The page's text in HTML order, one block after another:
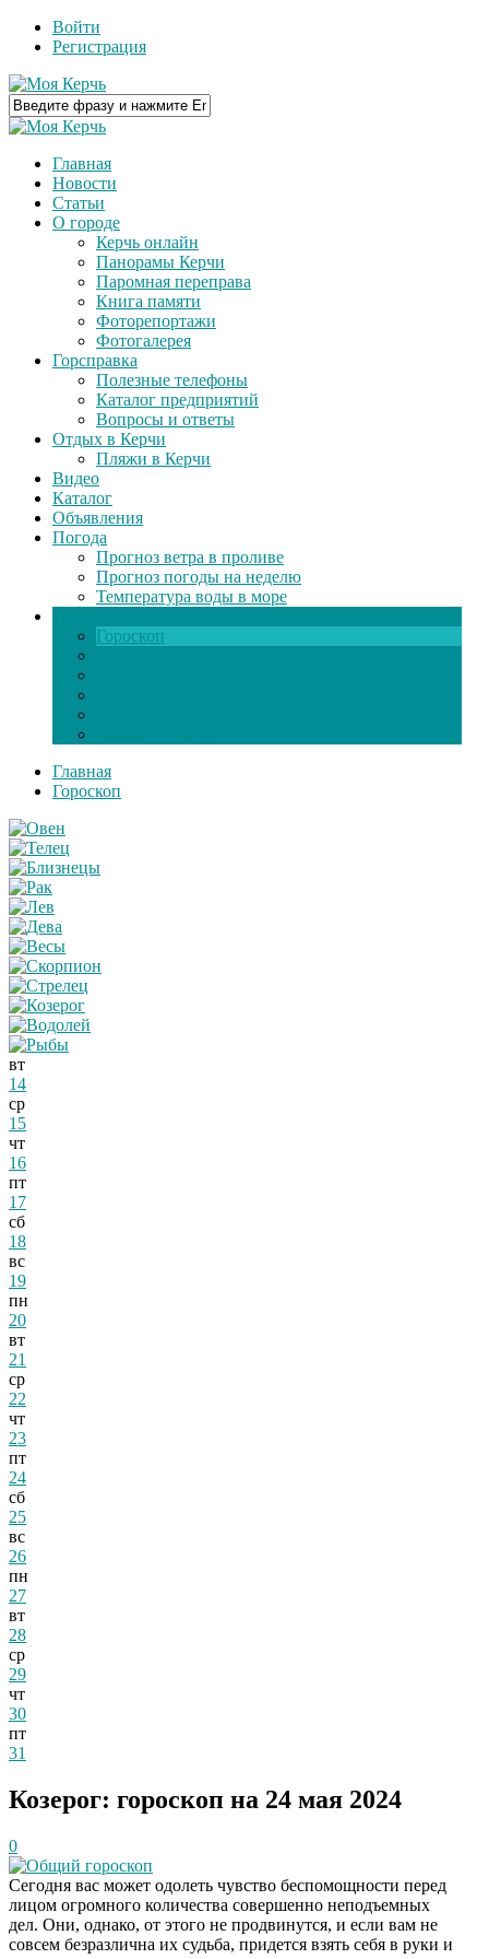
Войти
Регистрация
Главная
Новости
Статьи
О городе
Керчь онлайн
Панорамы Керчи
Паромная переправа
Книга памяти
Фоторепортажи
Фотогалерея
Горсправка
Полезные телефоны
Каталог предприятий
Вопросы и ответы
Отдых в Керчи
Пляжи в Керчи
Видео
Каталог
Объявления
Погода
Прогноз ветра в проливе
Прогноз погоды на неделю
Температура воды в море
Гороскоп
Главная
Гороскоп
вт
14
ср
15
чт
16
пт
17
сб
18
вс
19
пн
20
вт
21
ср
22
чт
23
пт
24
сб
25
вс
26
пн
27
вт
28
ср
29
чт
30
пт
31
Козерог: гороскоп на 24 мая 2024
0
Общий гороскоп
Сегодня вас может одолеть чувство беспомощности перед
лицом огромного количества совершенно неподъемных
дел. Они, однако, от этого не продвинутся, и если вам не
совсем безразлична их судьба, придется взять себя в руки и